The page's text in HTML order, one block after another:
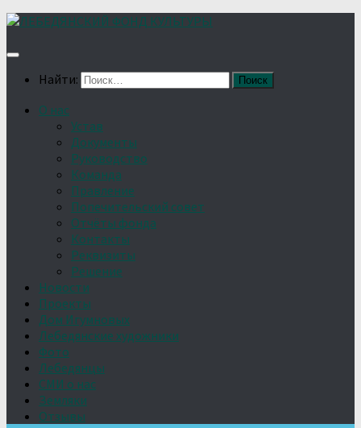
Найти:
О нас
Устав
Документы
Руководство
Команда
Правление
Попечительский совет
Отчёты фонда
Контакты
Реквизиты
Решение
Новости
Проекты
Дом Игумновых
Лебедянские художники
Фото
Лебедянцы
СМИ о нас
Земляки
Отзывы